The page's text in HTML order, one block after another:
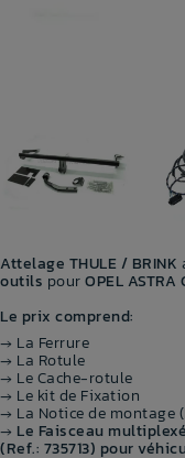
Attelage THULE / BRINK
outils pourOPEL ASTRA
Le prix comprend:
→ La Ferrure
→ La Rotule
→ Le Cache-rotule
→ Le kit de Fixation
→ La Notice de montage
→ Le Faisceau
(Ref.: 735713) pour